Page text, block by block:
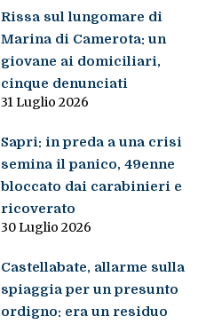
Rissa sul lungomare di
Marina di Camerota: un
giovane ai domiciliari,
cinque denunciati
31 Luglio 2026
Sapri: in preda a una crisi
semina il panico, 49enne
bloccato dai carabinieri e
ricoverato
30 Luglio 2026
Castellabate, allarme sulla
spiaggia per un presunto
ordigno: era un residuo